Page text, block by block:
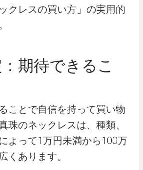
クレスの買い方」の実用的
期待できるこ
ことで自信を持って買い物
珠のネックレスは、種類、
よって1万円未満から100万
くあります。